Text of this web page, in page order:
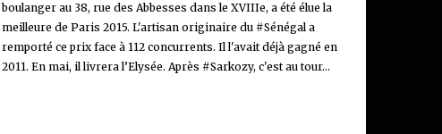
boulanger au 38, rue des Abbesses dans le XVIIIe, a été élue la
meilleure de Paris 2015. L'artisan originaire du #Sénégal a
remporté ce prix face à 112 concurrents. Il l'avait déjà gagné en
2011. En mai, il livrera l’Elysée. Après #Sarkozy, c'est au tour...